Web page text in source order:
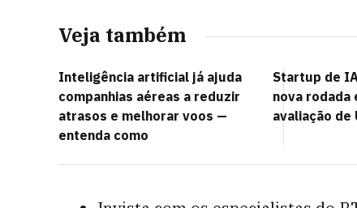
Veja também
Inteligência artificial já ajuda
companhias aéreas a reduzir
atrasos e melhorar voos —
entenda como
Startup de
nova rodada
avaliação de